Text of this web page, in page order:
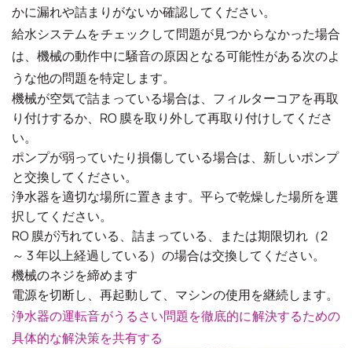
かに漏れや詰まりがないか確認してください。
給水システムをチェックして問題が見つからなかった場合
は、機械の動作中に騒音の原因となる可能性がある次のよ
うな他の問題を特定します。
機械が空気で詰まっている場合は、フィルターコアを再取
り付けするか、RO 膜を取り外して再取り付けしてくださ
い。
ポンプが弱っていたり損傷している場合は、新しいポンプ
と交換してください。
浄水器を適切な場所に置きます。平らで乾燥した場所を選
択してください。
RO 膜が汚れている、詰まっている、または期限切れ（2
～ 3 年以上経過している）の場合は交換してください。
機械のネジを締めます
電源を切断し、再起動して、マシンの使用を継続します。
浄水器の運転音がうるさい問題を徹底的に解決するための
具体的な解決策を共有する